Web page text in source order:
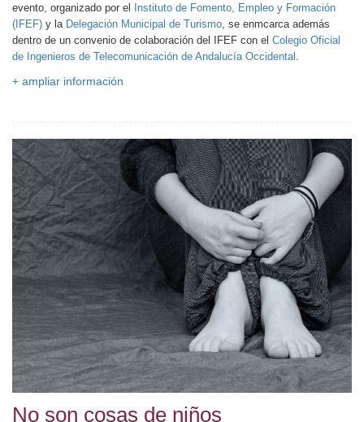
evento, organizado por el Instituto de Fomento, Empleo y Formación
(IFEF) y la Delegación Municipal de Turismo , se enmcarca además
dentro de un convenio de colaboración del IFEF con el Colegio Oficial
de Ingenieros de Telecomunicación de Andalucía Occidental
+ ampliar información
No son cosas de niños